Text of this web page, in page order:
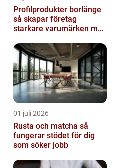
Profilprodukter borlänge
så skapar företag
starkare varumärken med
01 juli 2026
Rusta och matcha så
fungerar stödet för dig
som söker jobb